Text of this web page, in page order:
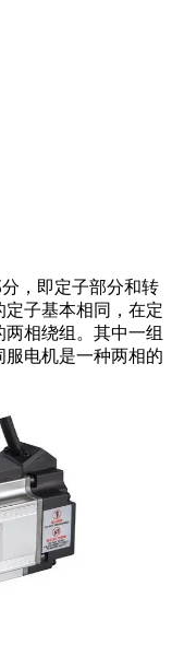
，即定子部分和转
子基本相同，在定
相绕组。其中一组
电机是一种两相的